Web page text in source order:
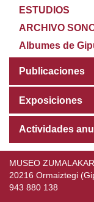
ESTUDIOS
ARCHIVO
Albumes de
Publicaciones
Exposiciones
Actividades
MUSEO
20216 Ormaiztegi
943 880 138